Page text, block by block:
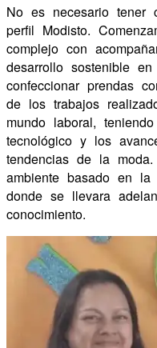
No es necesario tener
perfil Modisto.
complejo con
desarrollo sostenible
confeccionar prendas
de los trabajos
mundo laboral,
tecnológico y los
tendencias de la
ambiente basado en la
donde se llevara
conocimiento.